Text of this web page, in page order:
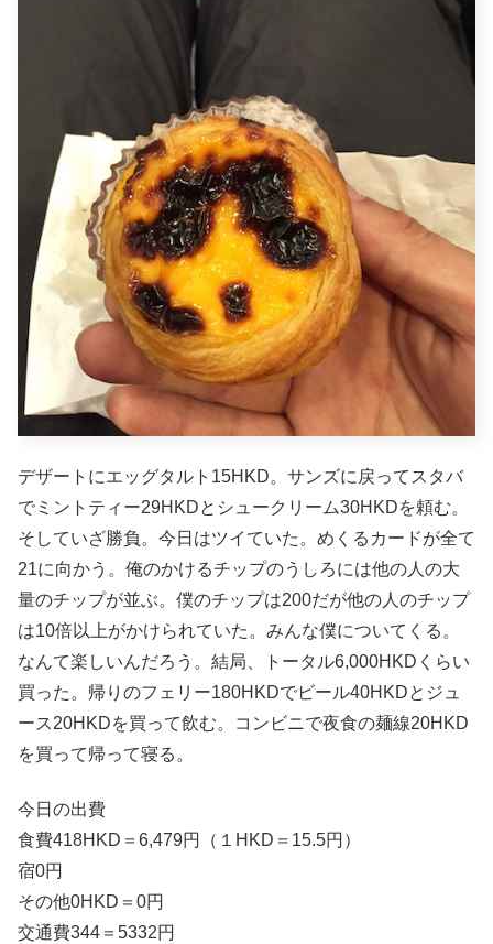
デザートにエッグタルト15HKD。サンズに戻ってスタバ
でミントティー29HKDとシュークリーム30HKDを頼む。
そしていざ勝負。今日はツイていた。めくるカードが全て
21に向かう。俺のかけるチップのうしろには他の人の大
量のチップが並ぶ。僕のチップは200だが他の人のチップ
は10倍以上がかけられていた。みんな僕についてくる。
なんて楽しいんだろう。結局、トータル6,000HKDくらい
買った。帰りのフェリー180HKDでビール40HKDとジュ
ース20HKDを買って飲む。コンビニで夜食の麺線20HKD
を買って帰って寝る。
今日の出費
食費418HKD＝6,479円（１HKD＝15.5円）
宿0円
その他0HKD＝0円
交通費344＝5332円